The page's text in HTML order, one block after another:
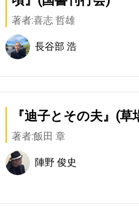
著者:喜志 哲雄
長谷部 浩
『迪子とその夫』(草
著者:飯田 章
陣野 俊史